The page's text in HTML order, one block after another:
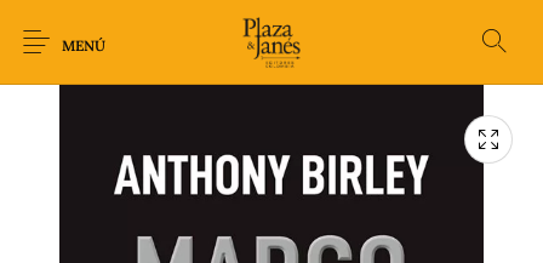
MENÚ
Novedades Arqueología Arte